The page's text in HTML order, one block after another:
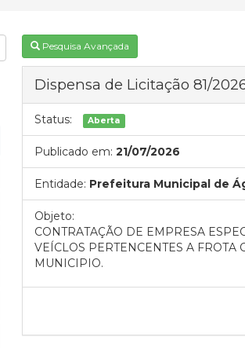
Pesquisa Avançada
Dispensa de Licitação 81/
Status: Aberta
Publicado em: 21/07/2026
Entidade: Prefeitura Municipal de
Objeto:
CONTRATAÇÃO DE EMPRESA
VEÍCLOS PERTENCENTES A
MUNICIPIO.